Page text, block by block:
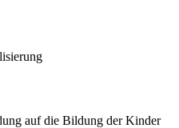
auf die Bildung der Kinder